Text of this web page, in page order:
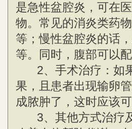
是急性盆腔炎，可在
物。常见的消炎类药
等；慢性盆腔炎的话
等。同时，腹部可以
2、手术治疗：如果
果，且患者出现输卵
成脓肿了，这时应该
3、其他方式治疗及